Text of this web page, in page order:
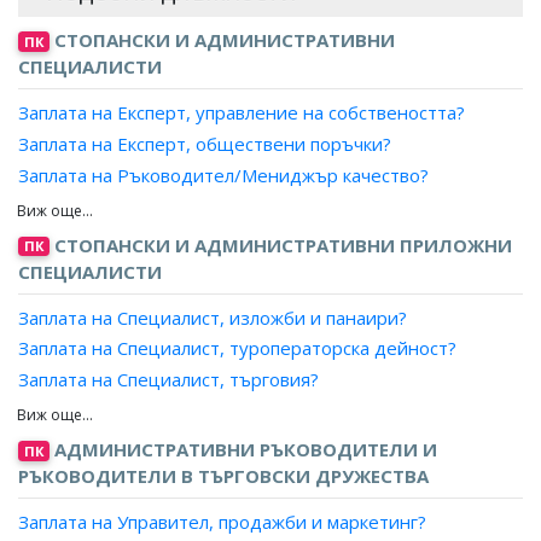
ПК СТОПАНСКИ И АДМИНИСТРАТИВНИ
СПЕЦИАЛИСТИ
Заплата на Експерт, управление на собствеността?
Заплата на Експерт, обществени поръчки?
Заплата на Ръководител/Мениджър качество?
Заплата на Експерт лизинг?
Заплата на Мениджър, ключови клиенти?
Заплата на Експерт доставки, преработваща
промишленост?
Заплата на Мениджър, проекти?
Заплата на Експерт, продажби?
Заплата на Търговски пълномощник?
Заплата на Ръководител търговски екип?
Заплата на Експерт, стопанска дейност?
Заплата на Експерт, бизнес развитие?
Заплата на Експерт, капитално строителство?
ПК СТОПАНСКИ И АДМИНИСТРАТИВНИ ПРИЛОЖНИ
СПЕЦИАЛИСТИ
Заплата на Специалист, изложби и панаири?
Заплата на Специалист, туроператорска дейност?
Заплата на Специалист, търговия?
Заплата на Специалист, продажби?
Заплата на Специалист, маркетинг и реклама?
Заплата на Рекламен агент?
Заплата на Аукционер, провеждане на търгове?
Заплата на Агент, литературен?
ПК АДМИНИСТРАТИВНИ РЪКОВОДИТЕЛИ И
РЪКОВОДИТЕЛИ В ТЪРГОВСКИ ДРУЖЕСТВА
Заплата на Управител, продажби и маркетинг?